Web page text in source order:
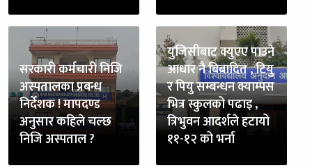
सरकारी कर्मचारी निजि
अस्पतालका प्रबन्ध
निर्देशक ! मापदण्ड
अनुसार कहिले चल्छ
निजि अस्पताल ?
युजिसीबाट क्युएए पाउने
आधार नै बिबादित , टियु
र पियु सम्बन्धन क्याम्पस
भित्र स्कुलको पढाइ ,
त्रिभुवन आदर्शले हटायो
११-१२ को भर्ना